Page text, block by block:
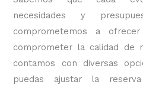
necesidades y
comprometemos a ofrecer
comprometer la calidad de
contamos con diversas
puedas ajustar la